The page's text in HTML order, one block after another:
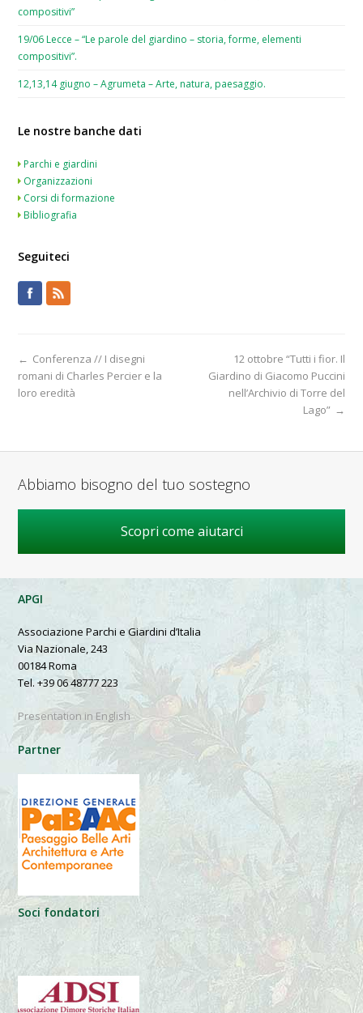
compositivi”
19/06 Lecce – “Le parole del giardino – storia, forme, elementi
compositivi”.
12,13,14 giugno – Agrumeta – Arte, natura, paesaggio.
Le nostre banche dati
Parchi e giardini
Organizzazioni
Corsi di formazione
Bibliografia
Seguiteci
12 ottobre “Tutti i fior. Il
Giardino di Giacomo Puccini
nell’Archivio di Torre del
Lago” →
← Conferenza // I disegni
romani di Charles Percier e la
loro eredità
Abbiamo bisogno del tuo sostegno
Scopri come aiutarci
APGI
Associazione Parchi e Giardini d’Italia
Via Nazionale, 243
00184 Roma
Tel. +39 06 48777 223
Presentation in English
Partner
Soci fondatori